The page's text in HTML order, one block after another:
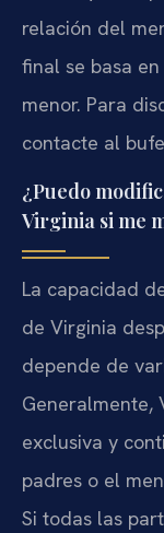
relación del
final se basa
menor. Para
contacte al
¿Puedo
Virginia si me
La capacidad
de Virginia
depende de
Generalmente,
exclusiva y
padres o el
Si todas las